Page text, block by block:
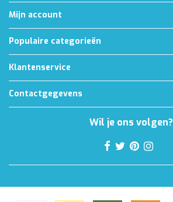
Mijn account
Populaire categorieën
Klantenservice
Contactgegevens
Wil je ons volgen?